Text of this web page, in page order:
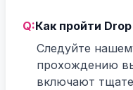
Q:Как пройти
Следуйте
прохождению
включают